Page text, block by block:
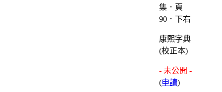
集．頁
90．下右
康熙字典
(校正本)
- 未公開 -
(申請)